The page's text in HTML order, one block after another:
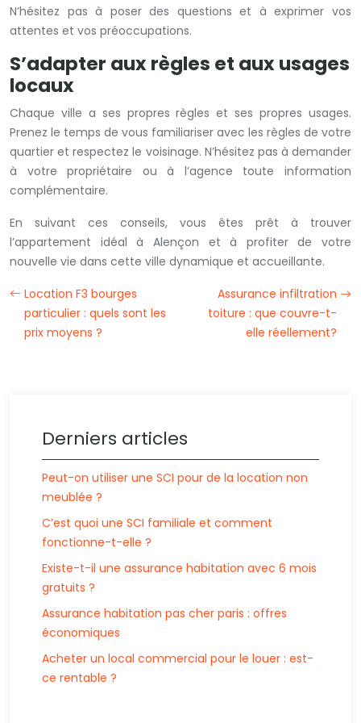
N’hésitez pas à poser des questions et à exprimer vos
attentes et vos préoccupations.
S’adapter aux règles et aux usages
locaux
Chaque ville a ses propres règles et ses propres usages.
Prenez le temps de vous familiariser avec les règles de votre
quartier et respectez le voisinage. N’hésitez pas à demander
à votre propriétaire ou à l’agence toute information
complémentaire.
En suivant ces conseils, vous êtes prêt à trouver
l’appartement idéal à Alençon et à profiter de votre
nouvelle vie dans cette ville dynamique et accueillante.
Location F3 bourges
particulier : quels sont les
prix moyens ?
Assurance infiltration
toiture : que couvre-t-
elle réellement?
Derniers articles
Peut-on utiliser une SCI pour de la location non
meublée ?
C’est quoi une SCI familiale et comment
fonctionne-t-elle ?
Existe-t-il une assurance habitation avec 6 mois
gratuits ?
Assurance habitation pas cher paris : offres
économiques
Acheter un local commercial pour le louer : est-
ce rentable ?